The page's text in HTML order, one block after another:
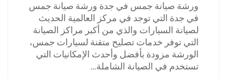
ورشة صيانة جمس في جدة ورشة صيانة جمس
في جدة التي توجد في مركز العالمية الحديث
لصيانة السيارات والذي من أكبر مراكز الصيانة
التي توفر خدمات تصليح متقنة لسيارات جمس،
الورشة مزودة بأفضل وأحدث الإمكانيات التي
تستخدم في الصيانة الشاملة…